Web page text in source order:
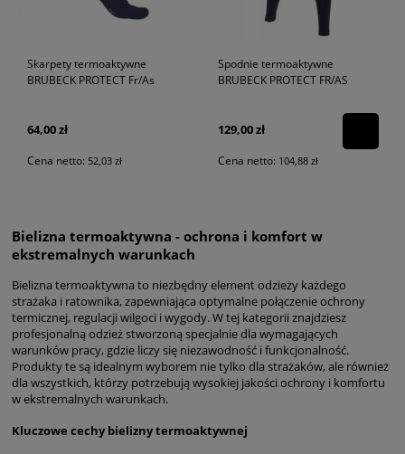
Skarpety termoaktywne
BRUBECK PROTECT Fr/As
64,00 zł
Cena netto: 52,03 zł
Spodnie termoaktywne
BRUBECK PROTECT FR/AS
129,00 zł
Cena netto: 104,88 zł
Bielizna termoaktywna - ochrona i komfort w
ekstremalnych warunkach
Bielizna termoaktywna to niezbędny element odzieży każdego
strażaka i ratownika, zapewniająca optymalne połączenie ochrony
termicznej, regulacji wilgoci i wygody. W tej kategorii znajdziesz
profesjonalną odzież stworzoną specjalnie dla wymagających
warunków pracy, gdzie liczy się niezawodność i funkcjonalność.
Produkty te są idealnym wyborem nie tylko dla strażaków, ale również
dla wszystkich, którzy potrzebują wysokiej jakości ochrony i komfortu
w ekstremalnych warunkach.
Kluczowe cechy bielizny termoaktywnej